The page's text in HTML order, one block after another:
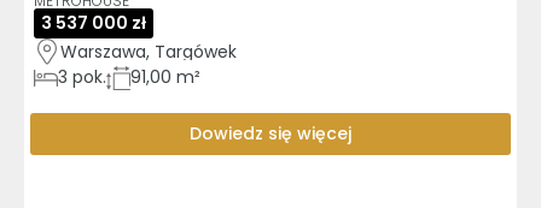
3 537 000 zł
Warszawa, Targówek
3 pok. 91,00 m²
Dowiedz się więcej